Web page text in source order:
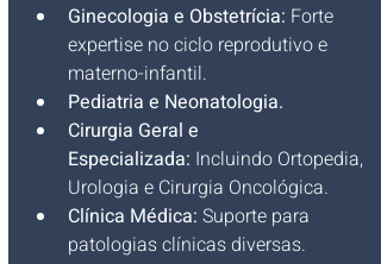
Ginecologia e Obstetrícia: Forte
expertise no ciclo reprodutivo e
materno-infantil.
Pediatria e Neonatologia.
Cirurgia Geral e
Especializada: Incluindo Ortopedia,
Urologia e Cirurgia Oncológica.
Clínica Médica: Suporte para
patologias clínicas diversas.